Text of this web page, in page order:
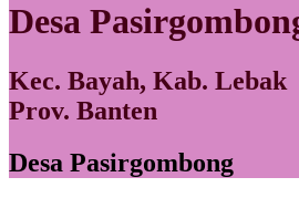
Desa
Kec. Bayah, Kab. Lebak
Prov. Banten
Desa Pasirgombong